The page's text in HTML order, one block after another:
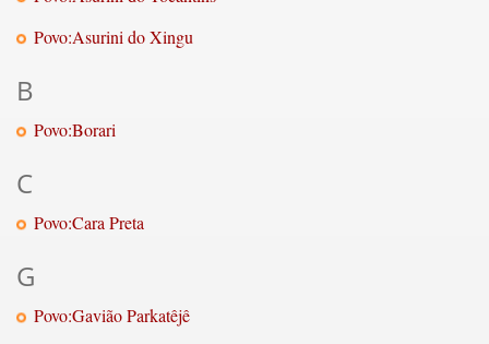
Povo:Asurini do Xingu
B
Povo:Borari
C
Povo:Cara Preta
G
Povo:Gavião Parkatêjê